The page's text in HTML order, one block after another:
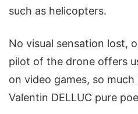
such as helicopters.
No visual sensation lost,
pilot of the drone offers
on video games, so
Valentin DELLUC pure